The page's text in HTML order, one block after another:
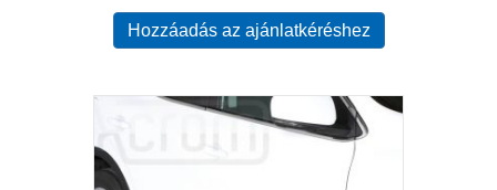
Hozzáadás az ajánlatkéréshez